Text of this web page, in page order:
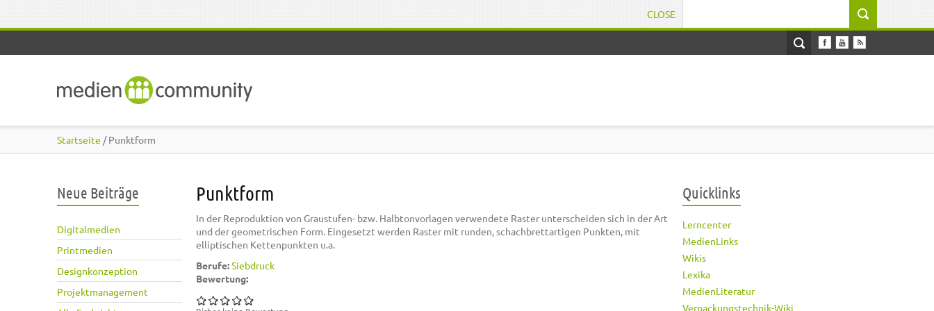
CLOSE
Startseite / Punktform
Neue Beiträge
Digitalmedien
Printmedien
Designkonzeption
Projektmanagement
Punktform
In der Reproduktion von Graustufen- bzw. Halbtonvorlagen verwendete Raster unterscheiden sich in der Art
und der geometrischen Form. Eingesetzt werden Raster mit runden, schachbrettartigen Punkten, mit
elliptischen Kettenpunkten u.a.
Berufe:Siebdruck
Bewertung:
Quicklinks
Lerncenter
MedienLinks
Wikis
Lexika
MedienLiteratur
Verpackungstechnik-Wiki